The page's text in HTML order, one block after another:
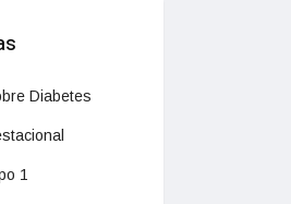
Diabetes
1